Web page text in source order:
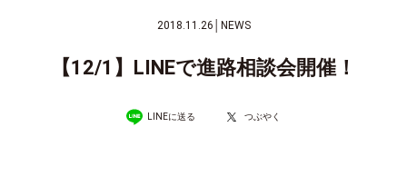
2018.11.26 NEWS
【12/1】LINEで進路相談会開催！
LINEに送る つぶやく